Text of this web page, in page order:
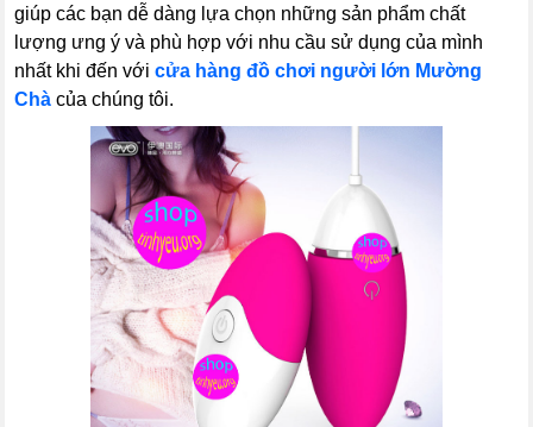
giúp các bạn dễ dàng lựa chọn những sản phẩm chất
lượng ưng ý và phù hợp với nhu cầu sử dụng của mình
nhất khi đến vớicửa hàng đồ chơi người lớn Mường
Chà của chúng tôi.